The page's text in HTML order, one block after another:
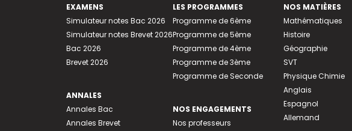
EXAMENS
Simulateur notes Bac 2026
Simulateur notes Brevet 2026
Bac 2026
Brevet 2026
ANNALES
Annales Bac
Annales Brevet
LES PROGRAMMES
Programme de 6ème
Programme de 5ème
Programme de 4ème
Programme de 3ème
Programme de Seconde
NOS ENGAGEMENTS
Nos professeurs
NOS MATIÈRES
Mathématiques
Histoire
Géographie
SVT
Physique Chimie
Anglais
Espagnol
Allemand